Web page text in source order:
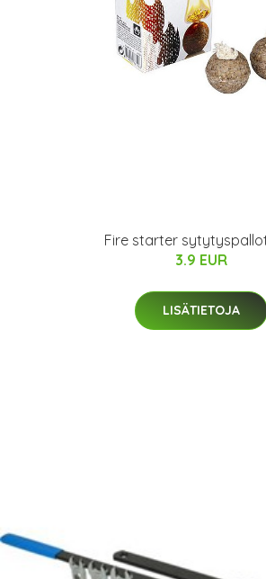
Fire starter
3.9 EUR
LISÄTIETOJA